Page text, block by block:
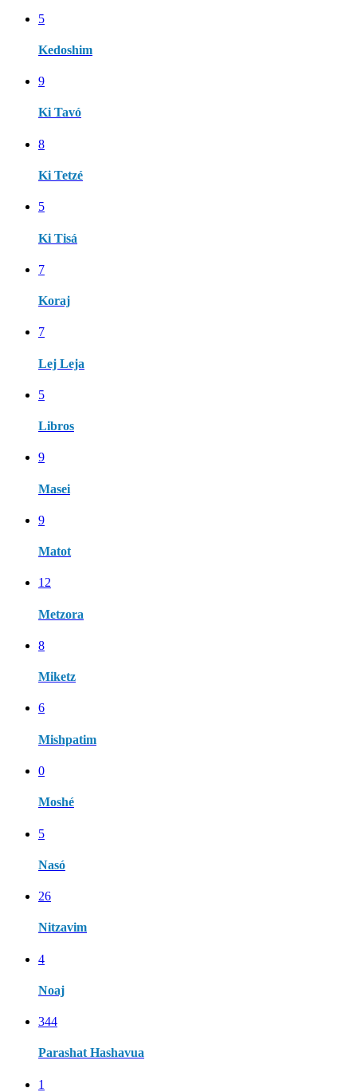
5
Kedoshim
9
Ki Tavó
8
Ki Tetzé
5
Ki Tisá
7
Koraj
7
Lej Leja
5
Libros
9
Masei
9
Matot
12
Metzora
8
Miketz
6
Mishpatim
0
Moshé
5
Nasó
26
Nitzavim
4
Noaj
344
Parashat Hashavua
1